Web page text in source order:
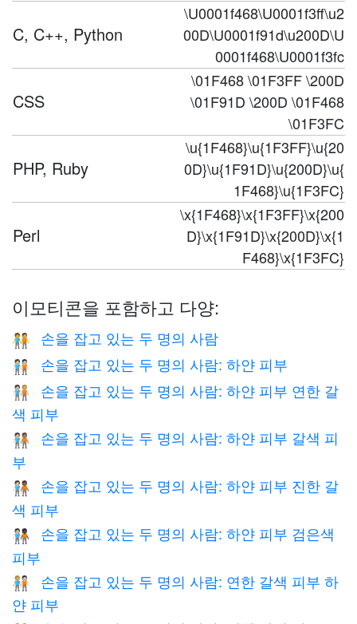
C, C++, Python
\U0001f468\U0001f3ff\u2
00D\U0001f91d\u200D\U
0001f468\U0001f3fc
CSS
\01F468 \01F3FF \200D
\01F91D \200D \01F468
\01F3FC
PHP, Ruby
\u{1F468}\u{1F3FF}\u{20
0D}\u{1F91D}\u{200D}\u{
1F468}\u{1F3FC}
Perl
\x{1F468}\x{1F3FF}\x{200
D}\x{1F91D}\x{200D}\x{1
F468}\x{1F3FC}
이모티콘을 포함하고 다양:
🧑‍🤝‍🧑 손을 잡고 있는 두 명의 사람
🧑🏻‍🤝‍🧑🏻 손을 잡고 있는 두 명의 사람: 하얀 피부
🧑🏻‍🤝‍🧑🏼
손을 잡고 있는 두 명의 사람: 하얀 피부 연한 갈
색 피부
🧑🏻‍🤝‍🧑🏽
손을 잡고 있는 두 명의 사람: 하얀 피부 갈색 피
부
🧑🏻‍🤝‍🧑🏾
손을 잡고 있는 두 명의 사람: 하얀 피부 진한 갈
색 피부
🧑🏻‍🤝‍🧑🏿
손을 잡고 있는 두 명의 사람: 하얀 피부 검은색
피부
🧑🏼‍🤝‍🧑🏻
손을 잡고 있는 두 명의 사람: 연한 갈색 피부 하
얀 피부